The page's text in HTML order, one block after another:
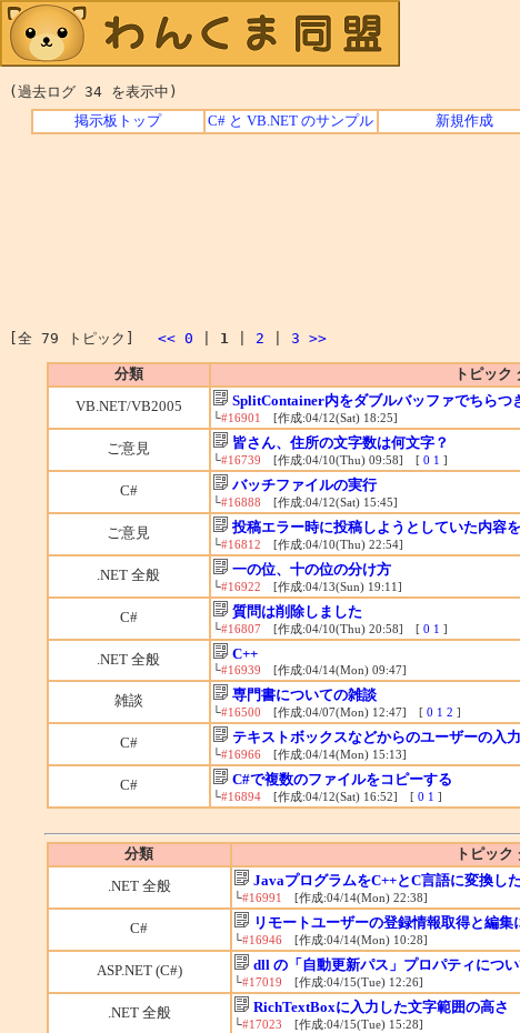
(過去ログ 34 を表示中)
掲示板トップ C# と VB.NET のサンプル 新規作成
[全 79 トピック] << 0 1 2 3 >>
分類 トピック
VB.NET/VB2005 SplitContainer内をダブルバッファでちらつ
└#16901 [作成:04/12(Sat) 18:25]
ご意見 皆さん、住所の文字数は何文字？
└#16739 [作成:04/10(Thu) 09:58] [ 0 1
C# バッチファイルの実行
└#16888 [作成:04/12(Sat) 15:45]
ご意見 投稿エラー時に投稿しようとしていた内容
└#16812 [作成:04/10(Thu) 22:54]
.NET 全般 一の位、十の位の分け方
└#16922 [作成:04/13(Sun) 19:11]
C# 質問は削除しました
└#16807 [作成:04/10(Thu) 20:58] [ 0 1
.NET 全般 C++
└#16939 [作成:04/14(Mon) 09:47]
雑談 専門書についての雑談
└#16500 [作成:04/07(Mon) 12:47] [ 0 1 2
C# テキストボックスなどからのユーザーの入
└#16966[作成:04/14(Mon) 15:13]
C# C#で複数のファイルをコピーする
└#16894[作成:04/12(Sat) 16:52] [ 0 1
分類 トピック
.NET 全般 JavaプログラムをC++とC言語に変換し
└#16991 [作成:04/14(Mon) 22:38]
C# リモートユーザーの登録情報取得と編集
└#16946[作成:04/14(Mon) 10:28]
ASP.NET (C#) dll の「自動更新パス」プロパティにつ
└#17019 [作成:04/15(Tue) 12:26]
.NET 全般 RichTextBoxに入力した文字範囲の高さ
└#17023 [作成:04/15(Tue) 15:28]